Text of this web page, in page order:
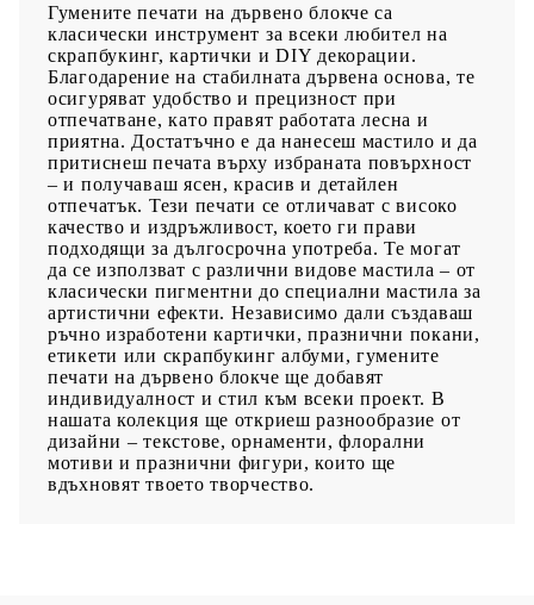
Гумените печати на дървено блокче са
класически инструмент за всеки любител на
скрапбукинг, картички и DIY декорации.
Благодарение на стабилната дървена основа, те
осигуряват удобство и прецизност при
отпечатване, като правят работата лесна и
приятна. Достатъчно е да нанесеш мастило и да
притиснеш печата върху избраната повърхност
– и получаваш ясен, красив и детайлен
отпечатък. Тези печати се отличават с високо
качество и издръжливост, което ги прави
подходящи за дългосрочна употреба. Те могат
да се използват с различни видове мастила – от
класически пигментни до специални мастила за
артистични ефекти. Независимо дали създаваш
ръчно изработени картички, празнични покани,
етикети или скрапбукинг албуми, гумените
печати на дървено блокче ще добавят
индивидуалност и стил към всеки проект. В
нашата колекция ще откриеш разнообразие от
дизайни – текстове, орнаменти, флорални
мотиви и празнични фигури, които ще
вдъхновят твоето творчество.